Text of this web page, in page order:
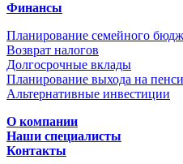
Финансы
Планирование семейного
Возврат налогов
Долгосрочные вклады
Планирование выхода на
Альтернативные инвестиции
О компании
Наши специалисты
Контакты